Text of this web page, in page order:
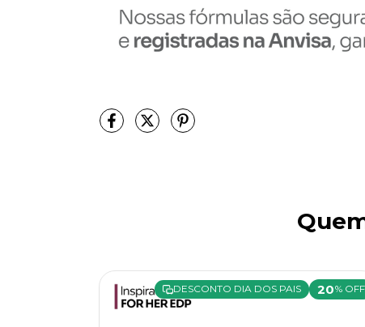
DESCONTO DIA DOS PAIS 20% OFF